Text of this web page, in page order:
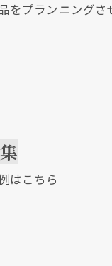
プランニングさ
はこちら